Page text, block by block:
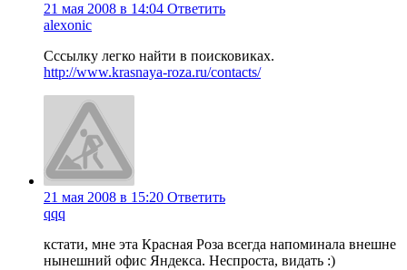
21 мая 2008 в 14:04 Ответить
alexonic
Сссылку легко найти в поисковиках.
http://www.krasnaya-roza.ru/contacts/
21 мая 2008 в 15:20 Ответить
qqq
кстати, мне эта Красная Роза всегда напоминала внешне
нынешний офис Яндекса. Неспроста, видать :)